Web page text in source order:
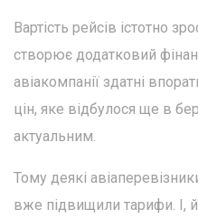
Вартість рейсів істотно
створює додатковий
авіакомпанії здатні
цін, яке відбулося ще в
актуальним.
Тому деякі
вже підвищили тарифи. І,